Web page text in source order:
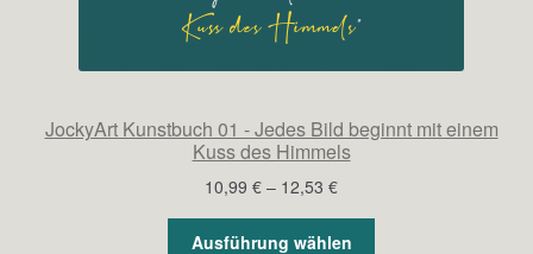
JockyArt Kunstbuch 01 - Jedes Bild beginnt mit einem
Kuss des Himmels
10,99 € – 12,53 €Preisspanne:
bis
Ausführung wählen